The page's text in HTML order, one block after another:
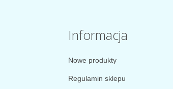
Informacja
Nowe produkty
Regulamin sklepu